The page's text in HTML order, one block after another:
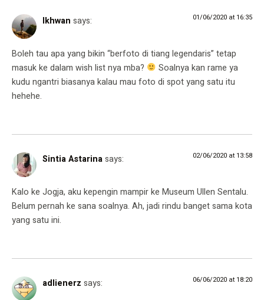
Ikhwan says: 01/06/2020 at 16:35
Boleh tau apa yang bikin “berfoto di tiang legendaris” tetap
masuk ke dalam wish list nya mba?
Soalnya kan rame ya
kudu ngantri biasanya kalau mau foto di spot yang satu itu
hehehe.
Sintia Astarinasays: 02/06/2020 at 13:58
Kalo ke Jogja, aku kepengin mampir ke Museum Ullen Sentalu.
Belum pernah ke sana soalnya. Ah, jadi rindu banget sama kota
yang satu ini.
adlienerz says: 06/06/2020 at 18:20